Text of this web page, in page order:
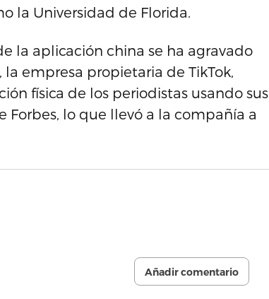
la Universidad de Florida.
la aplicación china se ha agravado
empresa propietaria de TikTok,
física de los periodistas usando sus
Forbes, lo que llevó a la compañía a
Añadir comentario